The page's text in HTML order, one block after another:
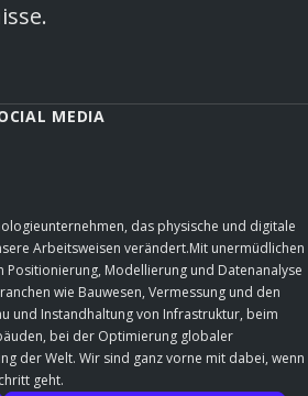
MEDIA
das physische und digitale
Arbeitsweisen verändert.Mit unermüdlichen
Positionierung, Modellierung und Datenanalyse
wie Bauwesen, Vermessung und den
und Instandhaltung von Infrastruktur, beim
bei der Optimierung globaler
der Welt. Wir sind ganz vorne mit dabei, wenn
geht.